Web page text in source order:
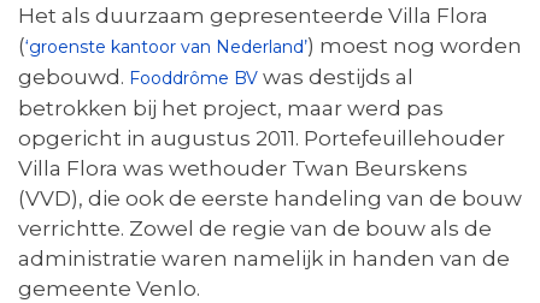
Het als duurzaam gepresenteerde Villa Flora
(‘groenste kantoor van Nederland’) moest nog worden
gebouwd. Fooddrôme BV was destijds al
betrokken bij het project, maar werd pas
opgericht in augustus 2011. Portefeuillehouder
Villa Flora was wethouder Twan Beurskens
(VVD), die ook de eerste handeling van de bouw
verrichtte. Zowel de regie van de bouw als de
administratie waren namelijk in handen van de
gemeente Venlo.